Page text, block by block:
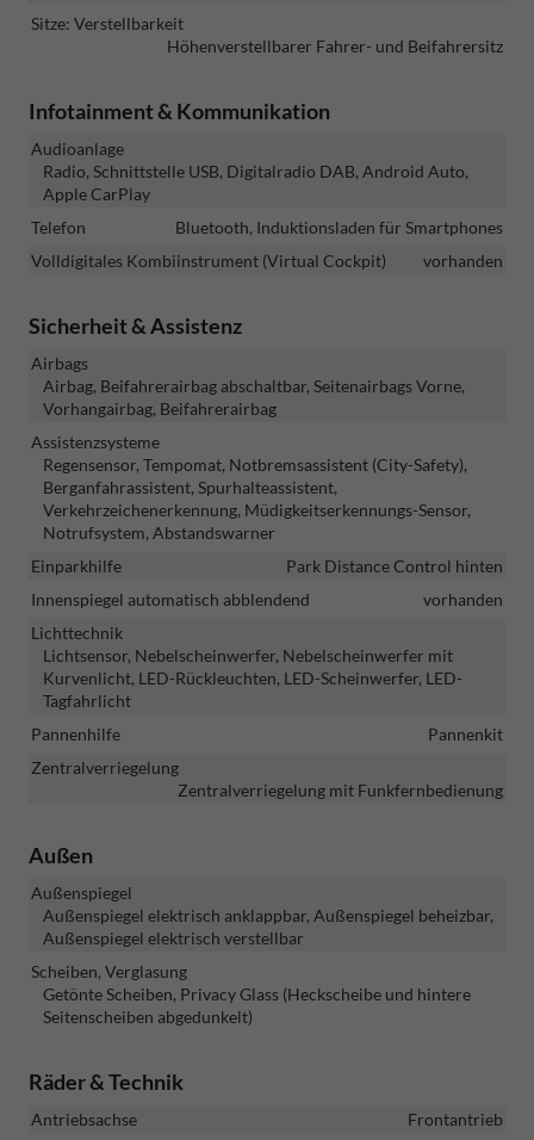
Sitze: Verstellbarkeit
Höhenverstellbarer Fahrer- und Beifahrersitz
Infotainment & Kommunikation
Audioanlage
Radio, Schnittstelle USB, Digitalradio DAB, Android Auto,
Apple CarPlay
Telefon
Bluetooth, Induktionsladen für Smartphones
Volldigitales Kombiinstrument (Virtual Cockpit)
vorhanden
Sicherheit & Assistenz
Airbags
Airbag, Beifahrerairbag abschaltbar, Seitenairbags Vorne,
Vorhangairbag, Beifahrerairbag
Assistenzsysteme
Regensensor, Tempomat, Notbremsassistent (City-Safety),
Berganfahrassistent, Spurhalteassistent,
Verkehrzeichenerkennung, Müdigkeitserkennungs-Sensor,
Notrufsystem, Abstandswarner
Einparkhilfe
Park Distance Control hinten
Innenspiegel automatisch abblendend
vorhanden
Lichttechnik
Lichtsensor, Nebelscheinwerfer, Nebelscheinwerfer mit
Kurvenlicht, LED-Rückleuchten, LED-Scheinwerfer, LED-
Tagfahrlicht
Pannenhilfe
Pannenkit
Zentralverriegelung
Zentralverriegelung mit Funkfernbedienung
Außen
Außenspiegel
Außenspiegel elektrisch anklappbar, Außenspiegel beheizbar,
Außenspiegel elektrisch verstellbar
Scheiben, Verglasung
Getönte Scheiben, Privacy Glass (Heckscheibe und hintere
Seitenscheiben abgedunkelt)
Räder & Technik
Antriebsachse
Frontantrieb